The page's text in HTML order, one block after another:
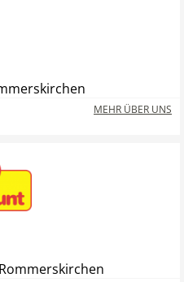
Sport & Freizeit
MEHR ÜBER UNS